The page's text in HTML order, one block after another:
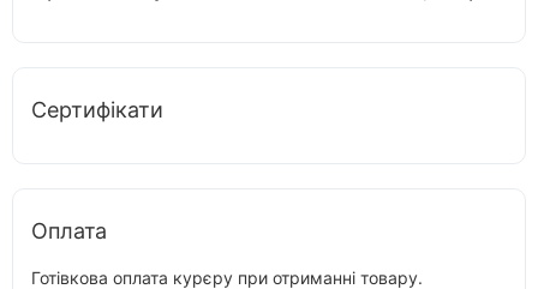
Сертифікати
Оплата
Готівкова оплата курєру при отриманні товару.